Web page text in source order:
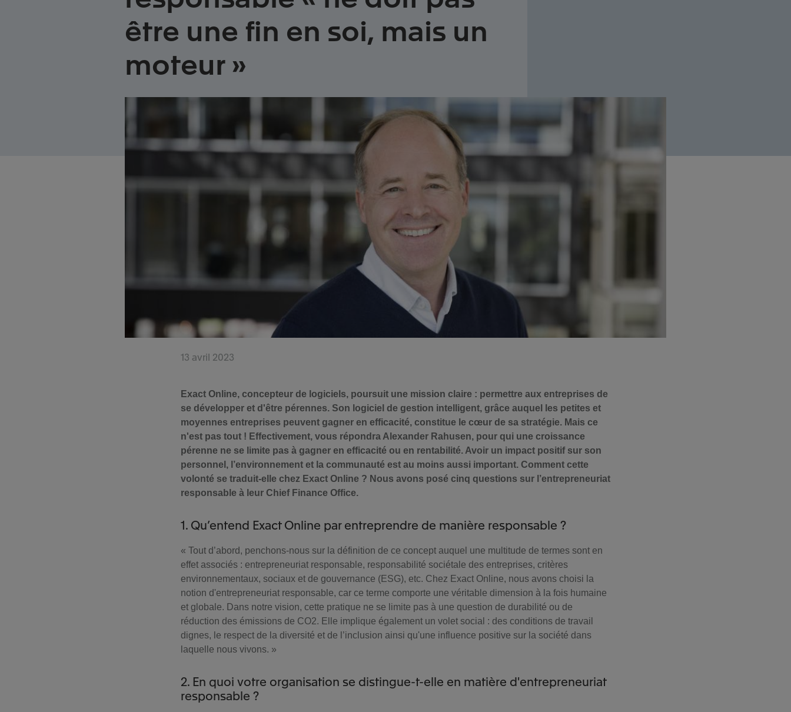
être une fin en soi, mais un
moteur »
13 avril 2023
Exact Online, concepteur de logiciels, poursuit une mission claire : permettre aux entreprises de
se développer et d'être pérennes. Son logiciel de gestion intelligent, grâce auquel les petites et
moyennes entreprises peuvent gagner en efficacité, constitue le cœur de sa stratégie. Mais ce
n'est pas tout ! Effectivement, vous répondra Alexander Rahusen, pour qui une croissance
pérenne ne se limite pas à gagner en efficacité ou en rentabilité. Avoir un impact positif sur son
personnel, l’environnement et la communauté est au moins aussi important. Comment cette
volonté se traduit-elle chez Exact Online ? Nous avons posé cinq questions sur l’entrepreneuriat
responsable à leur Chief Finance Office.
1. Qu’entend Exact Online par entreprendre de manière responsable ?
« Tout d’abord, penchons-nous sur la définition de ce concept auquel une multitude de termes sont en
effet associés : entrepreneuriat responsable, responsabilité sociétale des entreprises, critères
environnementaux, sociaux et de gouvernance (ESG), etc. Chez Exact Online, nous avons choisi la
notion d'entrepreneuriat responsable, car ce terme comporte une véritable dimension à la fois humaine
et globale. Dans notre vision, cette pratique ne se limite pas à une question de durabilité ou de
réduction des émissions de CO2. Elle implique également un volet social : des conditions de travail
dignes, le respect de la diversité et de l’inclusion ainsi qu'une influence positive sur la société dans
laquelle nous vivons. »
2. En quoi votre organisation se distingue-t-elle en matière d'entrepreneuriat
responsable ?